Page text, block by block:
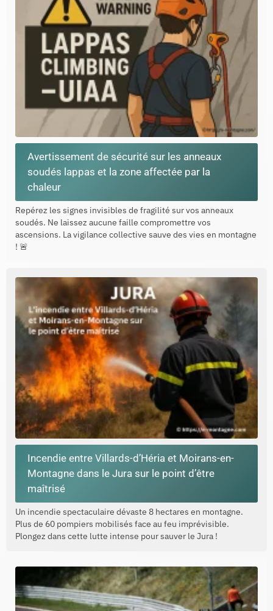
Avertissement de sécurité sur les anneaux
soudés lappas et la zone affectée par la
chaleur
Repérez les signes invisibles de fragilité sur vos anneaux
soudés. Ne laissez aucune faille compromettre vos
ascensions. La vigilance collective sauve des vies en montagne
! 🚨
Incendie entre Villards-d’Héria et Moirans-en-
Montagne dans le Jura sur le point d’être
maîtrisé
Un incendie spectaculaire dévaste 8 hectares en montagne.
Plus de 60 pompiers mobilisés face au feu imprévisible.
Plongez dans cette lutte intense pour sauver le Jura !